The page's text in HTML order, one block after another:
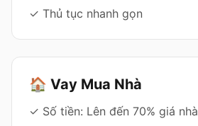
✓ Thủ tục nhanh gọn
🏠 Vay Mua Nhà
✓ Số tiền: Lên đến 70% giá nhà